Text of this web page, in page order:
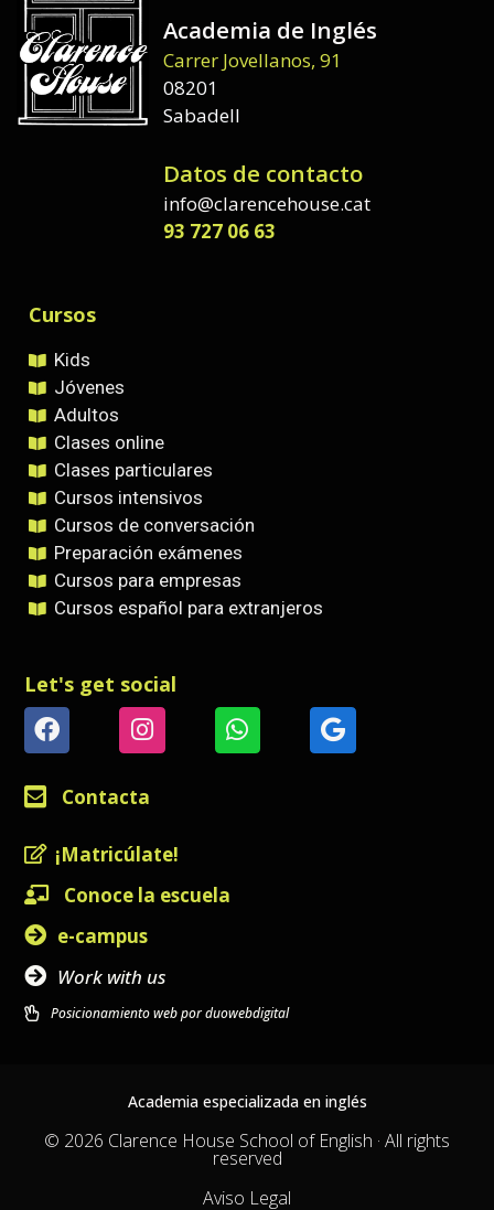
Academia de Inglés
Carrer Jovellanos, 91
08201
Sabadell
Datos de contacto
info@clarencehouse.cat
93 727 06 63
Cursos
Kids
Jóvenes
Adultos
Clases online
Clases particulares
Cursos intensivos
Cursos de conversación
Preparación exámenes
Cursos para empresas
Cursos español para extranjeros
Let's get social
Contacta
¡Matricúlate!
Conoce la escuela
e-campus
Work with us
Posicionamiento web por duowebdigital
Academia especializada en inglés
© 2026 Clarence House School of English · All rights
reserved
Aviso Legal